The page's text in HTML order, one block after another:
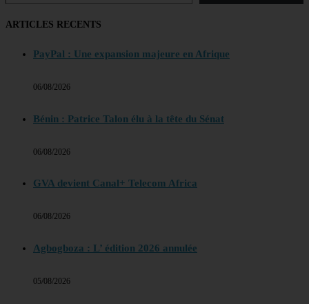
ARTICLES RECENTS
PayPal : Une expansion majeure en Afrique
06/08/2026
Bénin : Patrice Talon élu à la tête du Sénat
06/08/2026
GVA devient Canal+ Telecom Africa
06/08/2026
Agbogboza : L’ édition 2026 annulée
05/08/2026